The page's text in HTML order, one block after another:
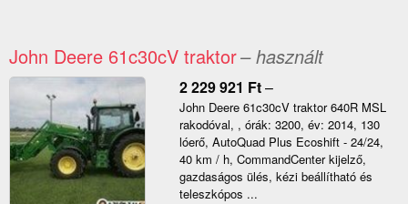
John Deere 61c30cV traktor– használt
2 229 921 Ft–
John Deere 61c30cV traktor 640R MSL
rakodóval, , órák: 3200, év: 2014, 130
lóerő, AutoQuad Plus Ecoshift - 24/24,
40 km / h, CommandCenter kijelző,
gazdaságos ülés, kézi beállítható és
teleszkópos ...